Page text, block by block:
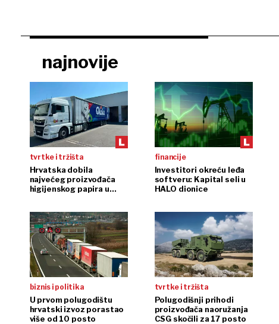
najnovije
tvrtke i tržišta
Hrvatska dobila
najvećeg proizvođača
higijenskog papira u
financije
Investitori okreću leđa
softveru: Kapital seli u
HALO dionice
biznis i politika
U prvom polugodištu
hrvatski izvoz porastao
više od 10 posto
tvrtke i tržišta
Polugodišnji prihodi
proizvođača naoružanja
CSG skočili za 17 posto